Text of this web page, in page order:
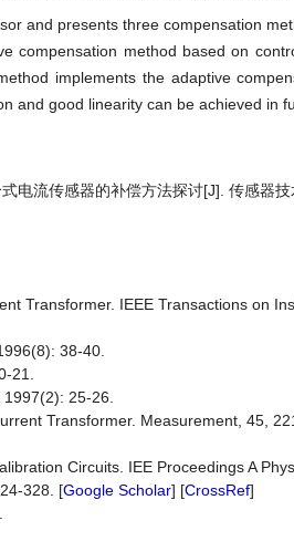
and presents three compensation
compensation method based on
implements the adaptive
and good linearity can be achieved in
电流传感器的补偿方法探讨[J]. 传感器
Transformer. IEEE Transactions on
38-40.
21.
25-26.
Transformer. Measurement, 45,
Circuits. IEE Proceedings A
328. [Google Scholar] [CrossRef]